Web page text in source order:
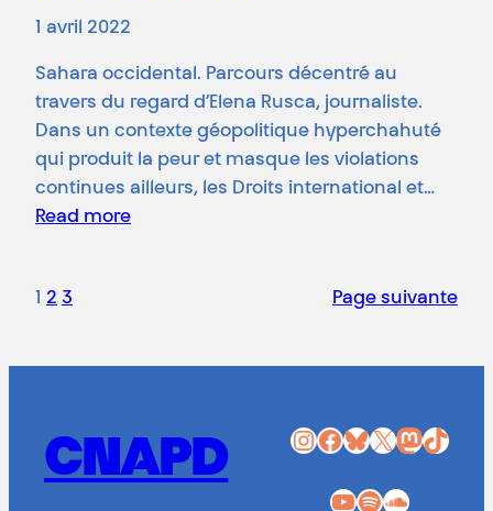
1 avril 2022
Sahara occidental. Parcours décentré au
travers du regard d’Elena Rusca, journaliste.
Dans un contexte géopolitique hyperchahuté
qui produit la peur et masque les violations
continues ailleurs, les Droits international et…
Read more
2 3 Page suivante
CNAPD InstagramFacebook Bluesky X Mastodon TikTok
YouTube Spotify SoundCloud